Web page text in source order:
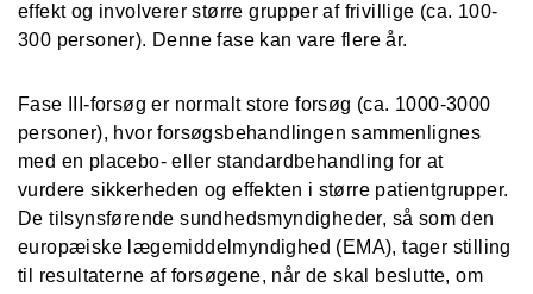
effekt og involverer større grupper af frivillige (ca. 100-
300 personer). Denne fase kan vare flere år.
Fase III-forsøg er normalt store forsøg (ca. 1000-3000
personer), hvor forsøgsbehandlingen sammenlignes
med en placebo- eller standardbehandling for at
vurdere sikkerheden og effekten i større patientgrupper.
De tilsynsførende sundhedsmyndigheder, så som den
europæiske lægemiddelmyndighed (EMA), tager stilling
til resultaterne af forsøgene, når de skal beslutte, om